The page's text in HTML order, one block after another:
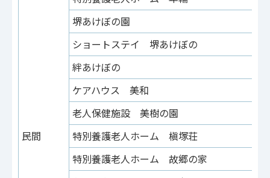
民間
堺あけぼの園
ショートステイ 堺あけぼの
絆あけぼの
ケアハウス 美和
老人保健施設 美樹の園
特別養護老人ホーム 槇塚荘
特別養護老人ホーム 故郷の家